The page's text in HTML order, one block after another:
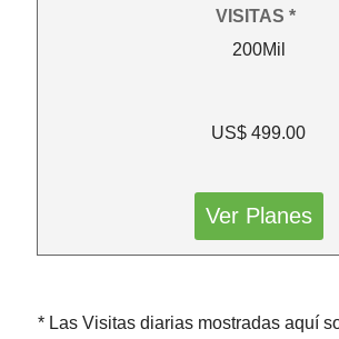
VISITAS *
200Mil
US$ 499.00
Ver Planes
* Las Visitas diarias mostradas aquí